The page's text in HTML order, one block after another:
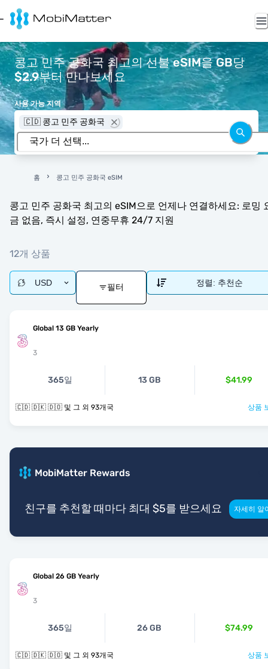
콩고 민주 공화국 최고의 선불 eSIM을 GB당
$2.9부터 만나보세요
사용 가능 지역
🇨🇩 콩고 민주 공화국
홈 콩고 민주 공화국 eSIM
콩고 민주 공화국 최고의 eSIM으로 언제나 연결하세요: 로밍
금 없음, 즉시 설정, 연중무휴 24/7 지원
12개 상품
USD 필터 정렬: 추천순
Global 13 GB Yearly
3
365일 13 GB $41.99
🇨🇩 🇩🇰 🇩🇴 및 그 외 93개국 상품
MobiMatter Rewards
친구를 추천할 때마다 최대 $5를 받으세요 자세히 알
Global 26 GB Yearly
3
365일 26 GB $74.99
🇨🇩 🇩🇰 🇩🇴 및 그 외 93개국 상품